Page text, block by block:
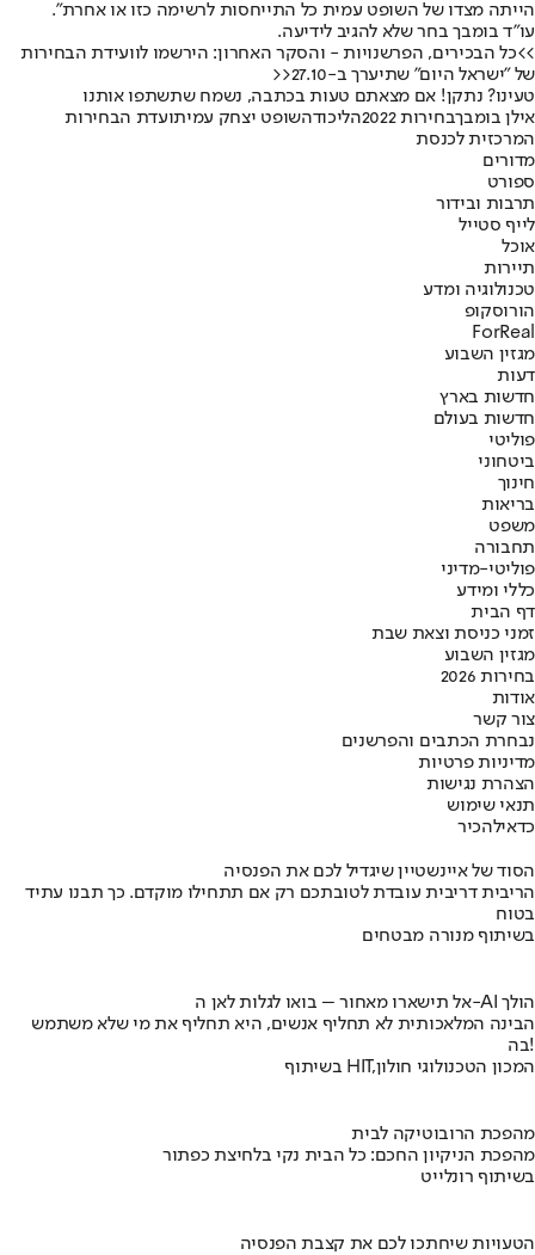
הייתה מצדו של השופט עמית כל התייחסות לרשימה כזו או אחרת".
עו"ד בומבך בחר שלא להגיב לידיעה.
>>כל הבכירים, הפרשנויות - והסקר האחרון: הירשמו לוועידת הבחירות
של "ישראל היום" שתיערך ב-27.10<<
טעינו? נתקן! אם מצאתם טעות בכתבה, נשמח שתשתפו אותנו
אילן בומבךבחירות 2022 הליכודהשופט יצחק עמיתועדת הבחירות
המרכזית לכנסת
מדורים
ספורט
תרבות ובידור
לייף סטייל
אוכל
תיירות
טכנולוגיה ומדע
הורוסקופ
ForReal
מגזין השבוע
דעות
חדשות בארץ
חדשות בעולם
פוליטי
ביטחוני
חינוך
בריאות
משפט
תחבורה
פוליטי-מדיני
כללי ומידע
דף הבית
זמני כניסת וצאת שבת
מגזין השבוע
בחירות 2026
אודות
צור קשר
נבחרת הכתבים והפרשנים
מדיניות פרטיות
הצהרת נגישות
תנאי שימוש
כדאילהכיר
הסוד של איינשטיין שיגדיל לכם את הפנסיה
הריבית דריבית עובדת לטובתכם רק אם תתחילו מוקדם. כך תבנו עתיד
בטוח
בשיתוף מנורה מבטחים
אל תישארו מאחור – בואו לגלות לאן ה-AI הולך
הבינה המלאכותית לא תחליף אנשים, היא תחליף את מי שלא משתמש
בה!
בשיתוף HIT,המכון הטכנולוגי חולון
מהפכת הרובוטיקה לבית
מהפכת הניקיון החכם: כל הבית נקי בלחיצת כפתור
בשיתוף רונלייט
הטעויות שיחתכו לכם את קצבת הפנסיה